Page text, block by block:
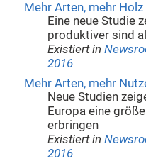
Mehr Arten, mehr Holz
Eine neue Studie
produktiver sind
Existiert in
2016
Mehr Arten, mehr
Neue Studien
Europa eine
erbringen
Existiert in
2016